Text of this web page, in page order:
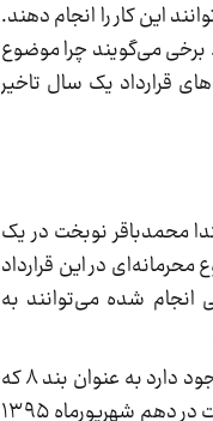
این کار را انجام دهند.
برخی می‌گویند چرا موضوع
قرارداد یک سال تاخیر
که ابتدا محمدباقر نوبخت در یک
در این قرارداد
انجام شده می‌توانند به
زنگنه نیز به این سوال که چرا قرارداد توتال محرمانه است پاسخ داد که «برخی می‌گویند بندی در مصوبه دولت وجود دارد به عنوان بند ۸ که
باید سند رازداری به تصویب شورای عالی امنیت ملی برسد و وزارت نفت کار خلافی انجام داده است اما مصوبه دولت در دهم شهریورماه ۱۳۹۵